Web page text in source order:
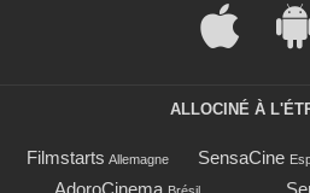
ALLOCINÉ À
Filmstarts Allemagne SensaCine
AdoroCinema